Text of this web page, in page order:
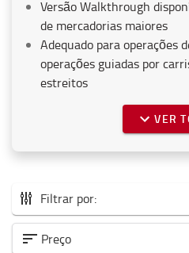
Versão Walkthrough
de mercadorias maiores
Adequado para operações
operações guiadas por
estreitos
VER
Filtrar por:
Todos os preparadores de
Preço